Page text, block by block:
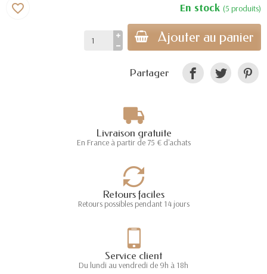
En stock (5 produits)
Ajouter au panier
favorite_border
Partager
Livraison gratuite
En France à partir de 75 € d'achats
Retours faciles
Retours possibles pendant 14 jours
Service client
Du lundi au vendredi de 9h à 18h